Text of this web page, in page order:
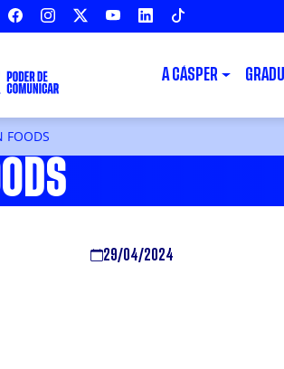
FACEBOOKINSTAGRAM YOUTUBELINKEDIN
A CÁSPER
FOODS
29/04/2024